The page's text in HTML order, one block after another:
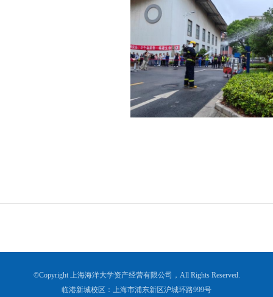
©Copyright 上海海洋大学资产经营有限公司，All Rights Reserved.
临港新城校区：上海市浦东新区沪城环路999号